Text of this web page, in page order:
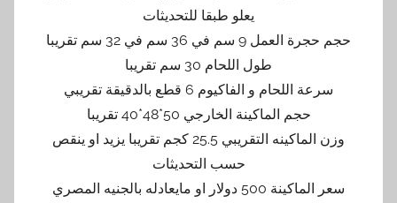
يعلو طبقا للتحديثات
حجم حجرة العمل 9 سم في 36 سم في 32 سم تقريبا
طول اللحام 30 سم تقريبا
سرعة اللحام و الفاكيوم 6 قطع بالدقيقة تقريبي
حجم الماكينة الخارجي 50*48*40 تقريبا
وزن الماكينه التقريبي 25.5 كجم تقريبا يزيد او ينقص
حسب التحديثات
سعر الماكينة 500 دولار او مايعادله بالجنيه المصري